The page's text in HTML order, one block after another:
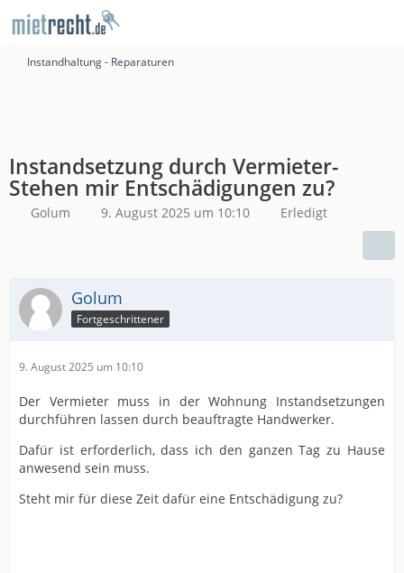
Instandhaltung - Reparaturen
Instandsetzung durch Vermieter-
Stehen mir Entschädigungen zu?
Golum 9. August 2025 um 10:10 Erledigt
Golum
Fortgeschrittener
9. August 2025 um 10:10
Der Vermieter muss in der Wohnung Instandsetzungen
durchführen lassen durch beauftragte Handwerker.
Dafür ist erforderlich, dass ich den ganzen Tag zu Hause
anwesend sein muss.
Steht mir für diese Zeit dafür eine Entschädigung zu?